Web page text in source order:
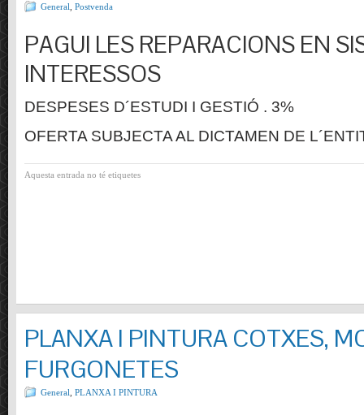
General Postvenda
PAGUI LES REPARACIONS EN
INTERESSOS
DESPESES D´ESTUDI I GESTIÓ . 3%
OFERTA SUBJECTA AL DICTAMEN DE
Aquesta entrada no té etiquetes
PLANXA I PINTURA COTXES,
FURGONETES
General PLANXA I PINTURA